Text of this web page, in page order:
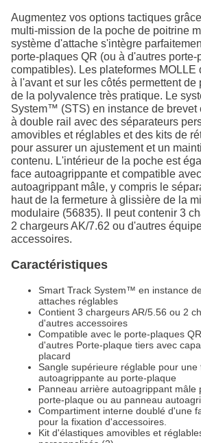
Augmentez vos options tactiques
multi-mission de la poche de poitrine
système d'attache s'intègre
porte-plaques QR (ou à d'autres porte-
compatibles). Les plateformes MOLLE
à l'avant et sur les côtés permettent
de la polyvalence très pratique. Le
System™ (STS) en instance de brevet
à double rail avec des séparateurs
amovibles et réglables et des kits de
pour assurer un ajustement et un
contenu. L'intérieur de la poche est
face autoagrippante et compatible
autoagrippant mâle, y compris le
haut de la fermeture à glissière de la
modulaire (56835). Il peut contenir 3
2 chargeurs AK/7.62 ou d'autres
accessoires.
Caractéristiques
Smart Track System™ en instance
attaches réglables
Contient 3 chargeurs AR/5.56 ou 2
d'autres accessoires
Compatible avec le porte-plaques
d'autres Porte-plaque tiers avec
placard
Sangle supérieure réglable pour une
autoagrippante au porte-plaque
Panneau arrière autoagrippant mâle
porte-plaque ou au panneau
Compartiment interne doublé d'une
pour la fixation d'accessoires.
Kit d'élastiques amovibles et